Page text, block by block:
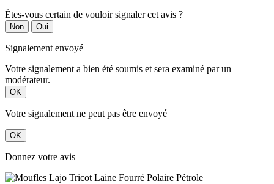
Êtes-vous certain de vouloir signaler cet avis ?
Non Oui
Signalement envoyé
Votre signalement a bien été soumis et sera examiné par un
modérateur.
OK
Votre signalement ne peut pas être envoyé
OK
Donnez votre avis